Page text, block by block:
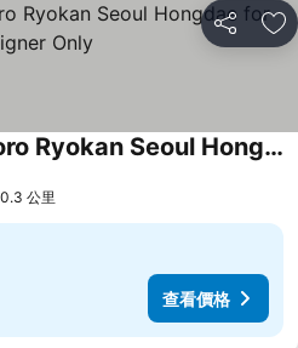
分享 放
Stay Passport Sapporo Ryokan Seoul Hongdae for Foreigner Only
公里
查看價格